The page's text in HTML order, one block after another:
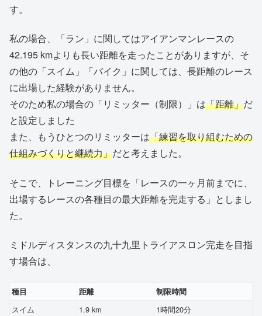
す。
私の場合、「ラン」に関してはアイアンマンレースの
42.195 kmよりも長い距離を走ったことがありますが、そ
の他の「スイム」「バイク」に関しては、長距離のレース
に出場した経験がありません。
そのため私の場合の「リミッター（制限）」は「距離」だ
と設定しました
また、もうひとつのリミッターは「練習を取り組むための
仕組みづくりと継続力」だと考えました。
そこで、トレーニング目標を「レースの一ヶ月前までに、
出場するレースの各種目の最大距離を完走する」としまし
た。
ミドルディスタンスの九十九里トライアスロン完走を目指
す場合は、
種目 距離 制限時間
スイム 1.9 km
1時間20分